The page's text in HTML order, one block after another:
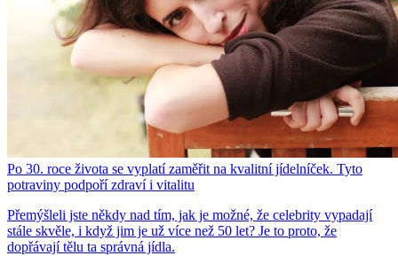
Po 30. roce života se vyplatí zaměřit na kvalitní jídelníček. Tyto
potraviny podpoří zdraví i vitalitu
Přemýšleli jste někdy nad tím, jak je možné, že celebrity vypadají
stále skvěle, i když jim je už více než 50 let? Je to proto, že
dopřávají tělu ta správná jídla.